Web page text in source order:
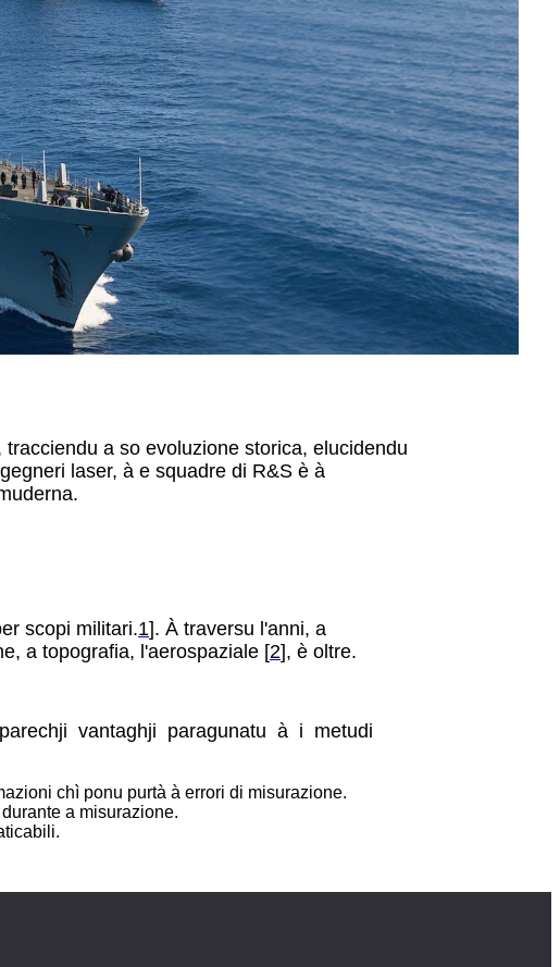
a so evoluzione storica, elucidendu
laser, à e squadre di R&S è à
scopi militari.1]. À traversu l'anni, a
a topografia, l'aerospaziale [2], è oltre.
vantaghji paragunatu à i metudi
chì ponu purtà à errori di misurazione.
a misurazione.